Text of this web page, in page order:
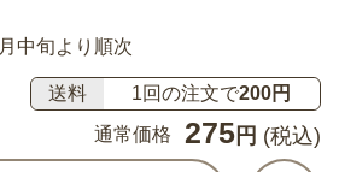
中旬より順次
送料 1回の注文で200円
通常価格
275 円 (税込)